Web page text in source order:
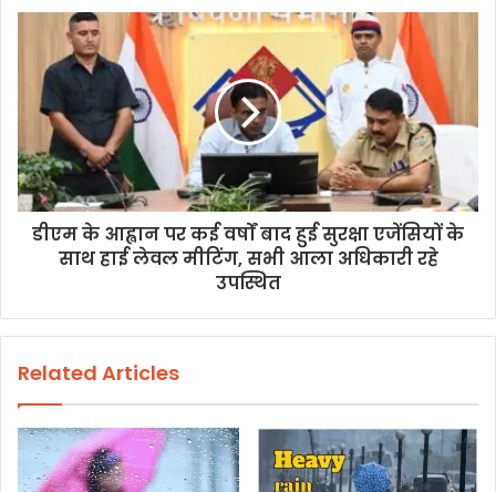
डीएम के आह्वान पर कई वर्षों बाद हुई सुरक्षा एजेंसियों के
साथ हाई लेवल मीटिंग, सभी आला अधिकारी रहे
उपस्थित
Related Articles